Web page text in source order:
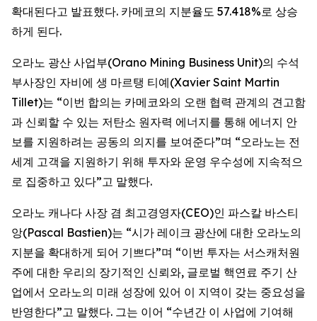
확대된다고 발표했다. 카메코의 지분율도 57.418%로 상승
하게 된다.
오라노 광산 사업부(Orano Mining Business Unit)의 수석
부사장인 자비에 생 마르탱 티예(Xavier Saint Martin
Tillet)는 “이번 합의는 카메코와의 오랜 협력 관계의 견고함
과 신뢰할 수 있는 저탄소 원자력 에너지를 통해 에너지 안
보를 지원하려는 공동의 의지를 보여준다”며 “오라노는 전
세계 고객을 지원하기 위해 투자와 운영 우수성에 지속적으
로 집중하고 있다”고 말했다.
오라노 캐나다 사장 겸 최고경영자(CEO)인 파스칼 바스티
앙(Pascal Bastien)는 “시가 레이크 광산에 대한 오라노의
지분을 확대하게 되어 기쁘다”며 “이번 투자는 서스캐처원
주에 대한 우리의 장기적인 신뢰와, 글로벌 핵연료 주기 산
업에서 오라노의 미래 성장에 있어 이 지역이 갖는 중요성을
반영한다”고 말했다. 그는 이어 “수년간 이 사업에 기여해